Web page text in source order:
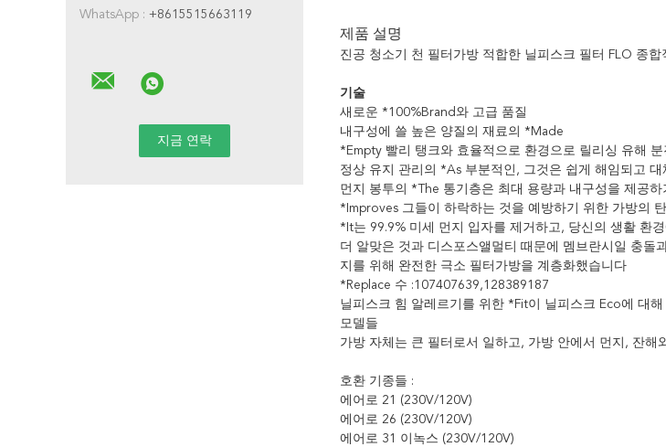
WhatsApp : +8615515663119
제품 설명
진공 청소기 천 필터가방 적합한 닐피스크 필터 FLO 종합
기술
새로운 *100%Brand와 고급 품질
내구성에 쓸 높은 양질의 재료의 *Made
*Empty 빨리 탱크와 효율적으로 환경으로 릴리싱 유해 분
정상 유지 관리의 *As 부분적인, 그것은 쉽게 해임되고
먼지 봉투의 *The 통기층은 최대 용량과 내구성을 제공
*Improves 그들이 하락하는 것을 예방하기 위한 가방의
*It는 99.9% 미세 먼지 입자를 제거하고, 당신의 생활 환
더 알맞은 것과 디스포스앨멀티 때문에 멤브란시일 충돌
지를 위해 완전한 극소 필터가방을 계층화했습니다
*Replace 수 :107407639,128389187
닐피스크 힘 알레르기를 위한 *Fit이 닐피스크 Eco에 대
모델들
가방 자체는 큰 필터로서 일하고, 가방 안에서 먼지, 잔
호환 기종들 :
에어로 21 (230V/120V)
에어로 26 (230V/120V)
에어로 31 이녹스 (230V/120V)